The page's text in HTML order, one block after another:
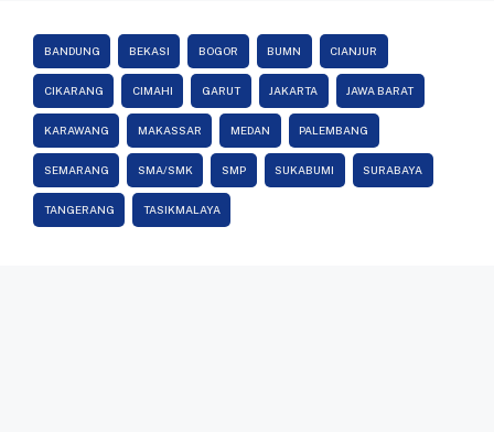
BANDUNG BEKASI BOGOR BUMN CIANJUR
CIKARANG CIMAHI GARUT JAKARTA JAWA BARAT
KARAWANG MAKASSAR MEDAN PALEMBANG
SEMARANG SMA/SMK SMP SUKABUMI SURABAYA
TANGERANG TASIKMALAYA